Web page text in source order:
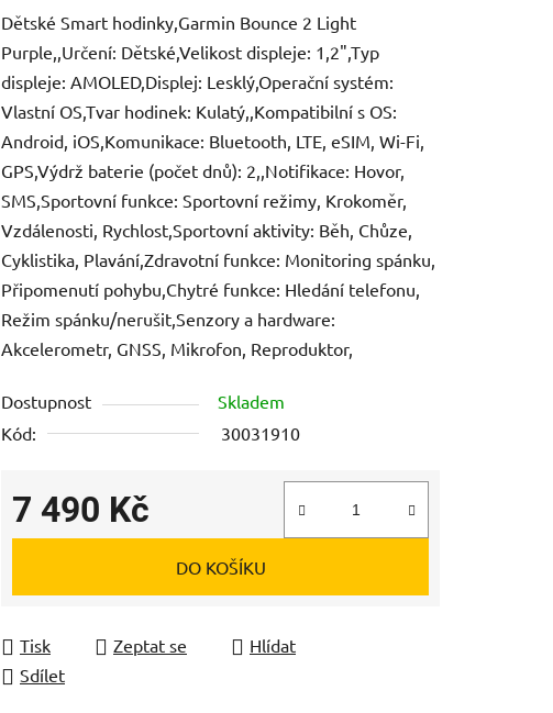
je
0,0
z
5
hvězdiček.
Dětské Smart hodinky,Garmin Bounce 2 Light
Purple,,Určení: Dětské,Velikost displeje: 1,2",Typ
displeje: AMOLED,Displej: Lesklý,Operační systém:
Vlastní OS,Tvar hodinek: Kulatý,,Kompatibilní s OS:
Android, iOS,Komunikace: Bluetooth, LTE, eSIM, Wi-Fi,
GPS,Výdrž baterie (počet dnů): 2,,Notifikace: Hovor,
SMS,Sportovní funkce: Sportovní režimy, Krokoměr,
Vzdálenosti, Rychlost,Sportovní aktivity: Běh, Chůze,
Cyklistika, Plavání,Zdravotní funkce: Monitoring spánku,
Připomenutí pohybu,Chytré funkce: Hledání telefonu,
Režim spánku/nerušit,Senzory a hardware:
Akcelerometr, GNSS, Mikrofon, Reproduktor,
Dostupnost
Skladem
Kód:
30031910
7 490 Kč
Měrná cena:
DO KOŠÍKU
Tisk Zeptat se
Hlídat
Sdílet